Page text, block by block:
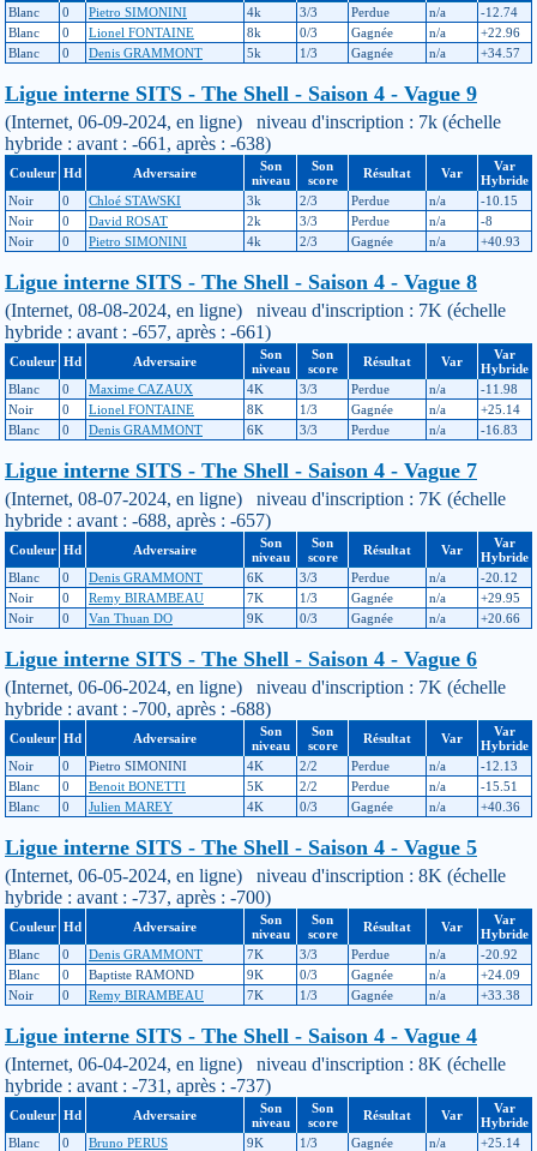
Blanc
0 Pietro SIMONINI 4k 3/3 Perdue n/a
-12.74
Blanc
0 Lionel FONTAINE 8k 0/3 Gagnée n/a
+22.96
Blanc
0 Denis GRAMMONT 5k 1/3 Gagnée n/a +34.57
Ligue interne SITS - The Shell - Saison 4 - Vague 9
(Internet, 06-09-2024, en ligne) niveau d'inscription : 7k (échelle
hybride : avant : -661, après : -638)
Couleur Hd Adversaire
Son
niveau
Son
score
Résultat Var
Var
Hybride
Noir
0 Chloé STAWSKI 3k 2/3 Perdue n/a
-10.15
Noir
0 David ROSAT 2k 3/3 Perdue n/a
-8
Noir
0 Pietro SIMONINI 4k 2/3 Gagnée n/a +40.93
Ligue interne SITS - The Shell - Saison 4 - Vague 8
(Internet, 08-08-2024, en ligne) niveau d'inscription : 7K (échelle
hybride : avant : -657, après : -661)
Couleur Hd Adversaire
Son
niveau
Son
score
Résultat Var
Var
Hybride
Blanc
0 Maxime CAZAUX 4K 3/3 Perdue n/a
-11.98
Noir
0 Lionel FONTAINE 8K 1/3 Gagnée n/a
+25.14
Blanc
0 Denis GRAMMONT 6K 3/3 Perdue n/a -16.83
Ligue interne SITS - The Shell - Saison 4 - Vague 7
(Internet, 08-07-2024, en ligne) niveau d'inscription : 7K (échelle
hybride : avant : -688, après : -657)
Couleur Hd Adversaire
Son
niveau
Son
score
Résultat Var
Var
Hybride
Blanc
0 Denis GRAMMONT 6K 3/3 Perdue n/a
-20.12
Noir
0 Remy BIRAMBEAU 7K 1/3 Gagnée n/a
+29.95
Noir
0 Van Thuan DO 9K 0/3 Gagnée n/a +20.66
Ligue interne SITS - The Shell - Saison 4 - Vague 6
(Internet, 06-06-2024, en ligne) niveau d'inscription : 7K (échelle
hybride : avant : -700, après : -688)
Couleur Hd Adversaire
Son
niveau
Son
score
Résultat Var
Var
Hybride
Noir
0 Pietro SIMONINI 4K 2/2 Perdue n/a
-12.13
Blanc
0 Benoit BONETTI 5K 2/2 Perdue n/a
-15.51
Blanc
0 Julien MAREY 4K 0/3 Gagnée n/a +40.36
Ligue interne SITS - The Shell - Saison 4 - Vague 5
(Internet, 06-05-2024, en ligne) niveau d'inscription : 8K (échelle
hybride : avant : -737, après : -700)
Couleur Hd Adversaire
Son
niveau
Son
score
Résultat Var
Var
Hybride
Blanc
0 Denis GRAMMONT 7K 3/3 Perdue n/a
-20.92
Blanc
0 Baptiste RAMOND 9K 0/3 Gagnée n/a
+24.09
Noir
0 Remy BIRAMBEAU 7K 1/3 Gagnée n/a +33.38
Ligue interne SITS - The Shell - Saison 4 - Vague 4
(Internet, 06-04-2024, en ligne) niveau d'inscription : 8K (échelle
hybride : avant : -731, après : -737)
Couleur Hd Adversaire
Son
niveau
Son
score
Résultat Var
Var
Hybride
Blanc
0 Bruno PERUS 9K 1/3 Gagnée n/a
+25.14